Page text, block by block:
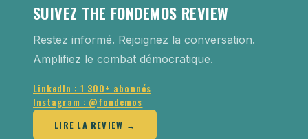
SUIVEZ THE FONDEMOS REVIEW
Restez informé. Rejoignez la conversation.
Amplifiez le combat démocratique.
LinkedIn : 1 300+ abonnés
Instagram : @fondemos
LIRE LA REVIEW →